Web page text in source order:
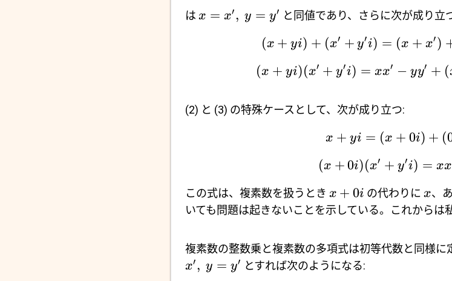
は x = x′, y = y′ と同値であり、さらに次が成り立
(x + yi) + (x′ + y′i) = (x + x′)
(x + yi)(x′ + y′i) = xx′ − yy′ + (
(2) と (3) の特殊ケースとして、次が成り立つ:
x + yi = (x + 0i) + (
(x + 0i)(x′ + y′i) = xx
この式は、複素数を扱うとき x + 0i の代わりにx、
いても問題は起きないことを示している。これからは
複素数の整数乗と複素数の多項式は初等代数と同様に
x′, y = y′ とすれば次のようになる: